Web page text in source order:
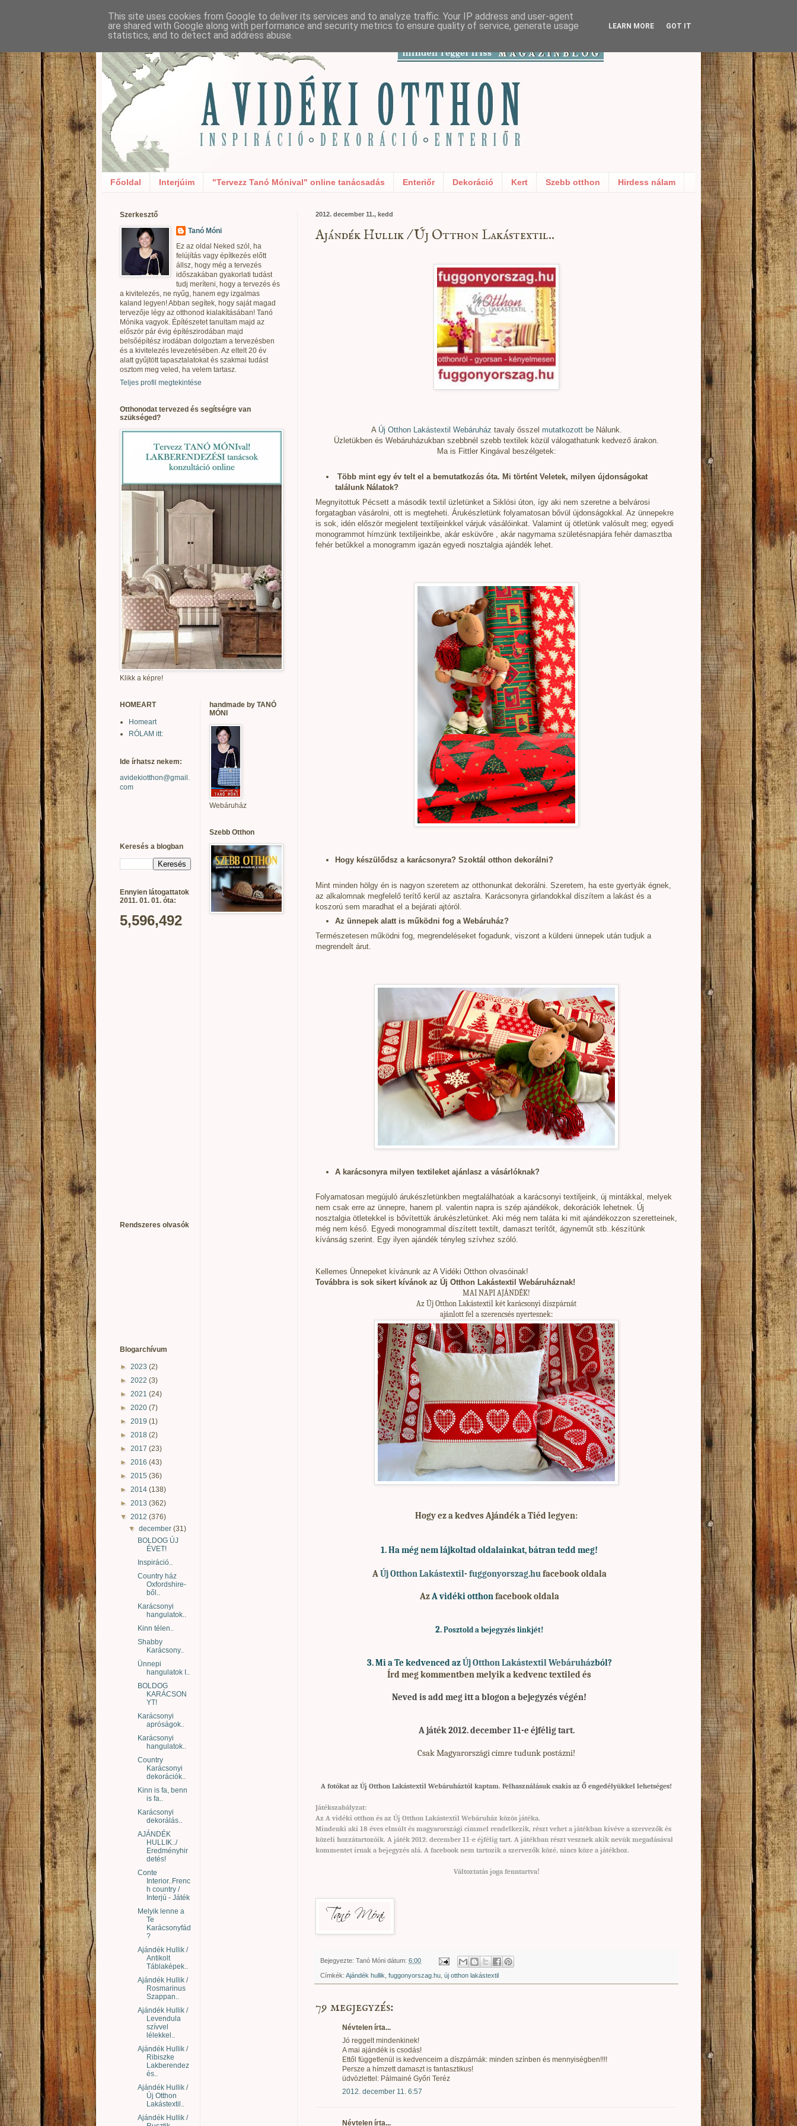
Főoldal Interjúim "Tervezz Tanó Mónival" online tanácsadás Enteriőr Dekoráció Kert Szebb otthon Hirdess nálam
2012. december 11., kedd
Ajándék Hullik / Új Otthon Lakástextil..
A Új Otthon Lakástextil Webáruház tavaly ősszel mutatkozott beNálunk.
Üzletükben és Webáruházukban szebbnél szebb textilek közül válogathatunk kedvező árakon.
Ma is Fittler Kingával beszélgetek:
Több mint egy év telt el a bemutatkozás óta. Mi történt Veletek, milyen újdonságokat
találunk Nálatok?
Megnyitottuk Pécsett a második textil üzletünket a Siklósi úton, így aki nem szeretne a belvárosi
forgatagban vásárolni, ott is megteheti. Árukészletünk folyamatosan bővül újdonságokkal. Az ünnepekre
is sok, idén először megjelent textiljeinkkel várjuk vásálóinkat. Valamint új ötletünk valósult meg; egyedi
monogrammot hímzünk textiljeinkbe, akár esküvőre , akár nagymama születésnapjára fehér damasztba
fehér betűkkel a monogramm igazán egyedi nosztalgia ajándék lehet.
Hogy készülődsz a karácsonyra? Szoktál otthon dekorálni?
Mint minden hölgy én is nagyon szeretem az otthonunkat dekorálni. Szeretem, ha este gyertyák égnek,
az alkalomnak megfelelő terítő kerül az asztalra. Karácsonyra girlandokkal díszítem a lakást és a
koszorú sem maradhat el a bejárati ajtóról.
Az ünnepek alatt is működni fog a Webáruház?
Természetesen működni fog, megrendeléseket fogadunk, viszont a küldeni ünnepek után tudjuk a
megrendelt árut.
A karácsonyra milyen textileket ajánlasz a vásárlóknak?
Folyamatosan megújuló árukészletünkben megtalálhatóak a karácsonyi textiljeink, új mintákkal, melyek
nem csak erre az ünnepre, hanem pl. valentin napra is szép ajándékok, dekorációk lehetnek. Új
nosztalgia ötletekkel is bővítettük árukészletünket. Aki még nem taláta ki mit ajándékozzon szeretteinek,
még nem késő. Egyedi monogrammal díszített textilt, damaszt terítőt, ágyneműt stb..készítünk
kívánság szerint. Egy ilyen ajándék tényleg szívhez szóló.
Kellemes Ünnepeket kívánunk az A Vidéki Otthon olvasóinak!
Továbbra is sok sikert kívánok az Új Otthon Lakástextil Webáruháznak!
MAI NAPI AJÁNDÉK!
Az Új Otthon Lakástextil két karácsonyi díszpárnát
ajánlott fel a szerencsés nyertesnek:
Hogy ez a kedves Ajándék a Tiéd legyen:
1. Hamég nem lájkoltad oldalainkat, bátran tedd meg!
AÚj Otthon Lakástextil- fuggonyorszag.hufacebook oldala
AzA vidéki otthonfacebook oldala
2. Posztold a bejegyzés linkjét!
3. Mia Te kedvenced azÚj Otthon Lakástextil Webáruházból?
Írd meg kommentben melyik a kedvenc textiled és
Neved is add meg itt a blogon a bejegyzés végén!
A játék 2012. december 11-e éjfélig tart.
Csak Magyarországi címre tudunk postázni!
A fotókat az Új Otthon Lakástextil Webáruháztól kaptam. Felhasználásuk csakis az Ő engedélyükkel lehetséges!
Játékszabályzat:
Az A vidéki otthon és az Új Otthon Lakástextil Webáruház közös játéka.
Mindenki aki 18 éves elmúlt és magyarországi címmel rendelkezik, részt vehet a játékban kivéve a szervezők és
közeli hozzátartozóik. A játék 2012. december 11-e éjfélig tart. A játékban részt vesznek akik nevük megadásával
kommentet írnak a bejegyzés alá. A facebook nem tartozik a szervezők közé, nincs köze a játékhoz.
Változtatás joga fenntartva!
Bejegyezte: Tanó Móni dátum: 6:00
Címkék: Ajándék hullik fuggonyorszag.hu új otthon lakástextil
79 megjegyzés:
Névtelen írta...
Jó reggelt mindenkinek!
A mai ajándék is csodás!
Ettől függetlenül is kedvenceim a díszpárnák: minden színben és mennyiségben!!!!
Persze a hímzett damaszt is fantasztikus!
üdvözlettel: Pálmainé Győri Teréz
2012. december 11. 6:57
Névtelen írta...
Szerkesztő
Tanó Móni
Ez az oldal Neked szól, ha
felújítás vagy építkezés előtt
állsz, hogy még a tervezés
időszakában gyakorlati tudást
tudj meríteni, hogy a tervezés és
a kivitelezés, ne nyűg, hanem egy izgalmas
kaland legyen! Abban segítek, hogy saját magad
tervezője légy az otthonod kialakításában! Tanó
Mónika vagyok. Építészetet tanultam majd az
először pár évig építészirodában majd
belsőépítész irodában dolgoztam a tervezésben
és a kivitelezés levezetésében. Az eltelt 20 év
alatt gyűjtött tapasztalatokat és szakmai tudást
osztom meg veled, ha velem tartasz.
Teljes profil megtekintése
Otthonodat tervezed és segítségre van
szükséged?
Klikk a képre!
HOMEART
Homeart
RÓLAM itt:
Ide írhatsz nekem:
avidekiotthon@gmail.
com
Keresés a blogban
Ennyien látogattatok
2011. 01. 01. óta:
5,596,492
Rendszeres olvasók
Blogarchívum
► 2023 (2)
► 2022 (3)
► 2021 (24)
► 2020 (7)
► 2019 (1)
► 2018 (2)
► 2017 (23)
► 2016 (43)
► 2015 (36)
► 2014 (138)
► 2013 (362)
▼ 2012 (376)
▼december(31)
BOLDOG ÚJ
ÉVET!
Inspiráció..
Country ház
Oxfordshire-
ből..
Karácsonyi
hangulatok..
Kinn télen..
Shabby
Karácsony..
Ünnepi
hangulatok I..
BOLDOG
KARÁCSON
YT!
Karácsonyi
apróságok..
Karácsonyi
hangulatok..
Country
Karácsonyi
dekorációk..
Kinn is fa, benn
is fa..
Karácsonyi
dekorálás..
AJÁNDÉK
HULLIK../
Eredményhir
detés!
Conte
Interior..Frenc
h country /
Interjú - Játék
Melyik lenne a
Te
Karácsonyfád
?
Ajándék Hullik /
Antikolt
Táblaképek..
Ajándék Hullik /
Rosmarinus
Szappan..
Ajándék Hullik /
Levendula
szívvel
lélekkel..
Ajándék Hullik /
Ribiszke
Lakberendez
és..
Ajándék Hullik /
Új Otthon
Lakástextil..
Ajándék Hullik /
handmade by TANÓ
MÓNI
Webáruház
Szebb Otthon
This site uses cookies from Google to deliver its services and to analyze traffic. Your IP address and user-agent
are shared with Google along with performance and security metrics to ensure quality of service, generate usage
statistics, and to detect and address abuse.
LEARN MORE GOT IT